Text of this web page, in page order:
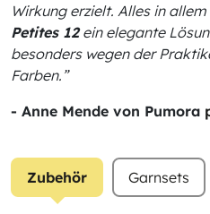
Wirkung erzielt. Alles in
Petites 12ein elegante
besonders wegen der
Farben.”
- Anne Mende von Pumora
Zubehör Garnsets